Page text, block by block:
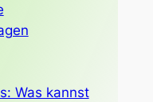
Was kannst